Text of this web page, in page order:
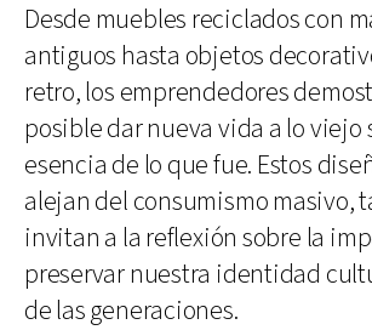
Desde muebles reciclados con
antiguos hasta objetos
retro, los emprendedores
posible dar nueva vida a lo viejo
esencia de lo que fue. Estos
alejan del consumismo masivo,
invitan a la reflexión sobre la
preservar nuestra identidad
de las generaciones.